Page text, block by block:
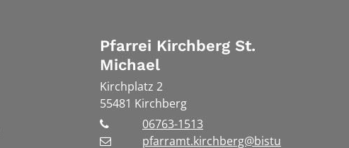
Pfarrei Kirchberg St.
Michael
Kirchplatz 2
55481 Kirchberg
06763-1513
pfarramt.kirchberg@bistu